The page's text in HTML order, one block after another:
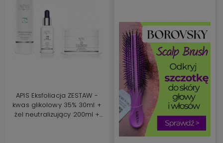
APIS Eksfoliacja ZESTAW -
kwas glikolowy 35% 30ml +
żel neutralizujący 200ml +